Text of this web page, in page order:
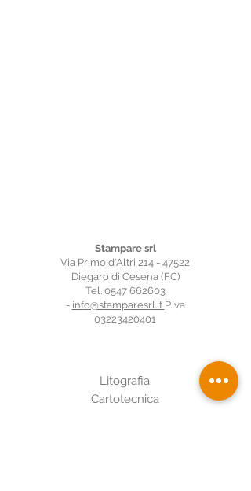
Stampare srl
Via Primo d'Altri 214 - 47522
Diegaro di Cesena (FC)
Tel. 0547 662603
- info@stamparesrl.it P.Iva
03223420401
Litografia
Cartotecnica